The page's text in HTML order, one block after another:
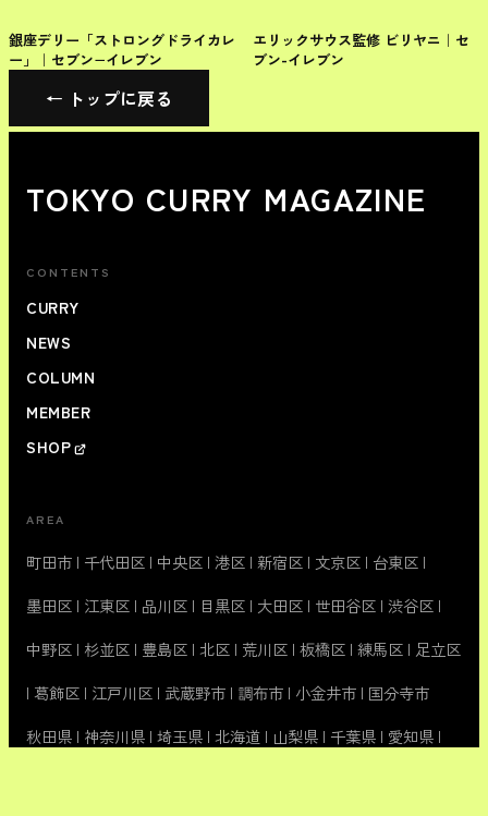
コンビニ
銀座デリー「ストロングドライカレ
ー」｜セブン−イレブン
コンビニ
エリックサウス監修 ビリヤニ｜セ
ブン-イレブン
← トップに戻る
TOKYO CURRY MAGAZINE
CONTENTS
CURRY
NEWS
COLUMN
MEMBER
SHOP
AREA
町田市 | 千代田区 | 中央区 | 港区 | 新宿区 | 文京区 | 台東区 |
墨田区 | 江東区 | 品川区 | 目黒区 | 大田区 | 世田谷区 | 渋谷区 |
中野区 | 杉並区 | 豊島区 | 北区 | 荒川区 | 板橋区 | 練馬区 | 足立区
| 葛飾区 | 江戸川区 | 武蔵野市 | 調布市 | 小金井市 | 国分寺市
秋田県 | 神奈川県 | 埼玉県 | 北海道 | 山梨県 | 千葉県 | 愛知県 |